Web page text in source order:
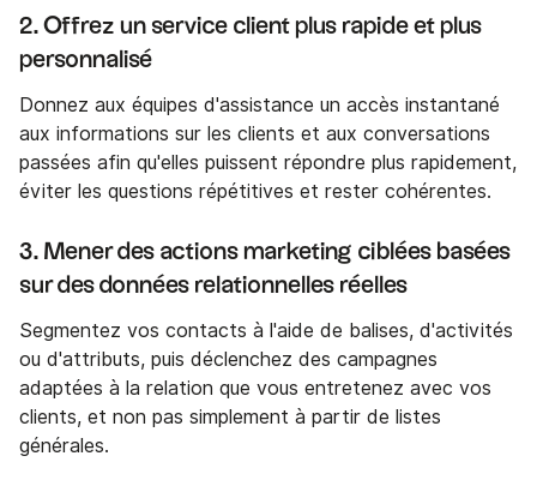
2. Offrez un service client plus rapide et plus
personnalisé
Donnez aux équipes d'assistance un accès instantané
aux informations sur les clients et aux conversations
passées afin qu'elles puissent répondre plus rapidement,
éviter les questions répétitives et rester cohérentes.
3. Mener des actions marketing ciblées basées
sur des données relationnelles réelles
Segmentez vos contacts à l'aide de balises, d'activités
ou d'attributs, puis déclenchez des campagnes
adaptées à la relation que vous entretenez avec vos
clients, et non pas simplement à partir de listes
générales.